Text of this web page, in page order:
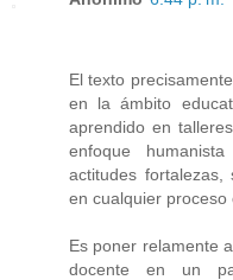
El texto
en la ámbito
aprendido en
enfoque
actitudes
en cualquier proceso
Es poner relamente
docente en un